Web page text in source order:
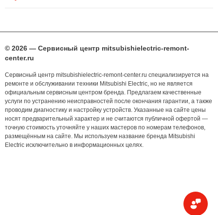
© 2026 — Сервисный центр mitsubishielectric-remont-
center.ru
Сервисный центр mitsubishielectric-remont-center.ru специализируется на
ремонте и обслуживании техники Mitsubishi Electric, но не является
официальным сервисным центром бренда. Предлагаем качественные
услуги по устранению неисправностей после окончания гарантии, а также
проводим диагностику и настройку устройств. Указанные на сайте цены
носят предварительный характер и не считаются публичной офертой —
точную стоимость уточняйте у наших мастеров по номерам телефонов,
размещённым на сайте. Мы используем название бренда Mitsubishi
Electric исключительно в информационных целях.